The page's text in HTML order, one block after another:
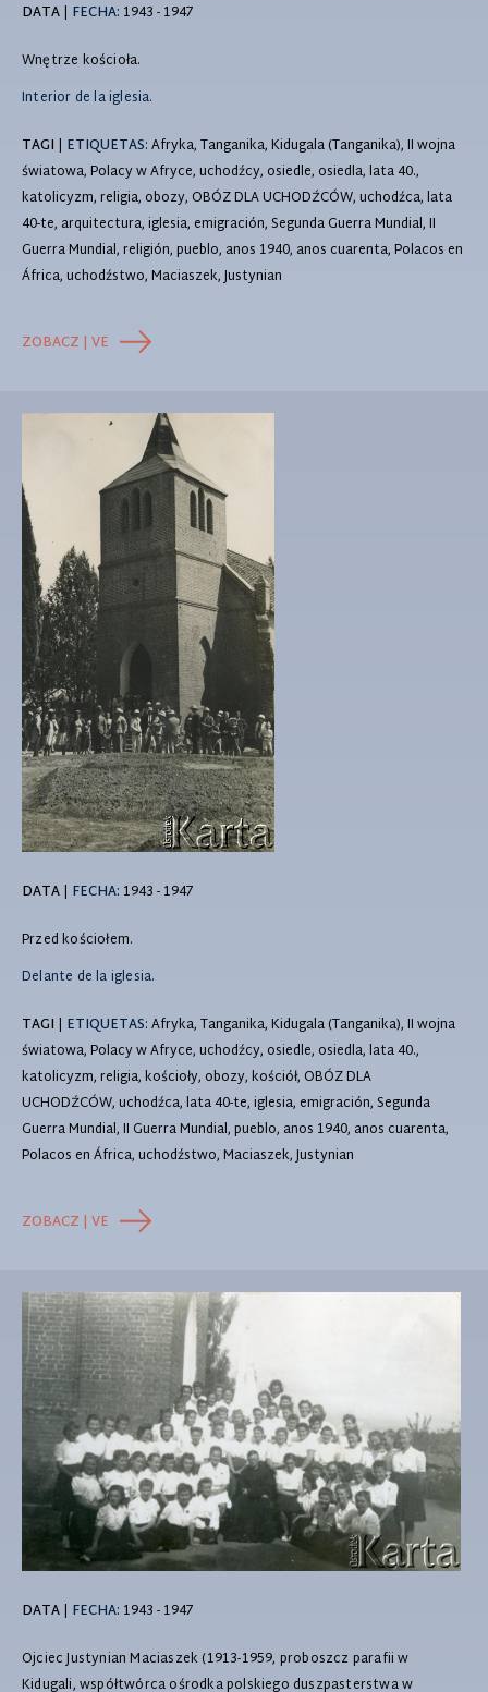
DATA| FECHA: 1943 - 1947
Wnętrze kościoła.
Interior de la iglesia.
TAGI | ETIQUETAS: Afryka, Tanganika, Kidugala (Tanganika), II wojna
światowa, Polacy w Afryce, uchodźcy, osiedle, osiedla, lata 40.,
katolicyzm, religia, obozy, OBÓZ DLA UCHODŹCÓW, uchodźca, lata
40-te, arquitectura, iglesia, emigración, Segunda Guerra Mundial, II
Guerra Mundial, religión, pueblo, anos 1940, anos cuarenta, Polacos en
África, uchodźstwo, Maciaszek, Justynian
ZOBACZ | VE
DATA| FECHA: 1943 - 1947
Przed kościołem.
Delante de la iglesia.
TAGI | ETIQUETAS: Afryka, Tanganika, Kidugala (Tanganika), II wojna
światowa, Polacy w Afryce, uchodźcy, osiedle, osiedla, lata 40.,
katolicyzm, religia, kościoły, obozy, kościół, OBÓZ DLA
UCHODŹCÓW, uchodźca, lata 40-te, iglesia, emigración, Segunda
Guerra Mundial, II Guerra Mundial, pueblo, anos 1940, anos cuarenta,
Polacos en África, uchodźstwo, Maciaszek, Justynian
ZOBACZ | VE
DATA| FECHA: 1943 - 1947
Ojciec Justynian Maciaszek (1913-1959, proboszcz parafii w
Kidugali, współtwórca ośrodka polskiego duszpasterstwa w